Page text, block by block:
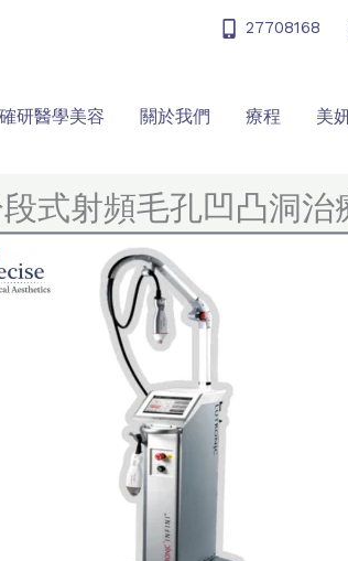
27708168
確研醫學美容 關於我們 療程 美
式射頻毛孔凹凸洞治